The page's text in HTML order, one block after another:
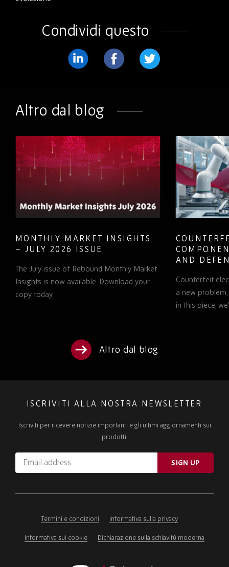
Condividi questo
Altro dal blog
MONTHLY MARKET INSIGHTS
– JULY 2026 ISSUE
The July issue of Rebound Monthly Market
Insights is now available. Download your
copy today.
AND
TO KNOW
Counterfeit
a new
in this piece,
Altro dal blog
ISCRIVITI ALLA NOSTRA NEWSLETTER
Iscriviti per ricevere notizie importanti e gli ultimi aggiornamenti sui
prodotti.
Email
address
ignore
SIGN UP
Termini e condizioni Informativa sulla privacy
Informativa sui cookie Dichiarazione sulla schiavitù moderna